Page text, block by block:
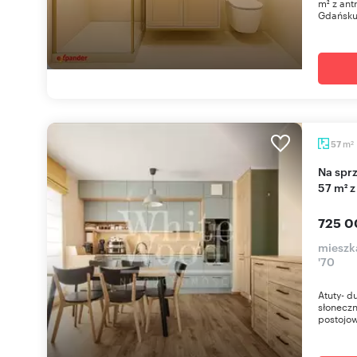
57 m2
Na sprzedaż przestronne 3-pokojowe mieszkanie
57 m²
725
'70
Atuty-